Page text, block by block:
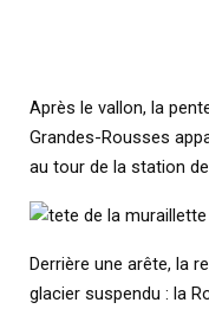
Après le vallon, la
Grandes-Rousses
au tour de la station
Derrière une arête, la
glacier suspendu : la